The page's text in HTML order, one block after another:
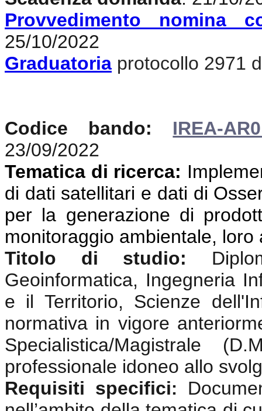
Provvedimento nomina
25/10/2022
Graduatoria protocollo 2971
Codice bando:
IREA-
23/09/2022
Tematica di ricerca:
di dati satellitari e dati di
per la generazione di
monitoraggio ambientale,
Titolo di studio:
Geoinformatica, Ingegneria
e il Territorio, Scienze
normativa in vigore
Specialistica/Magistrale
professionale idoneo allo
Requisiti specifici: